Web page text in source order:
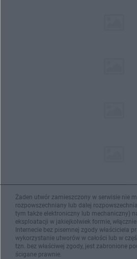
Żaden utwór zamieszczony w serwisie nie
rozpowszechniany lub dalej
tym także elektroniczny lub mechaniczny)
eksploatacji w jakiejkolwiek formie,
Internecie bez pisemnej zgody właściciela
wykorzystanie utworów w całości lub w
tzn. bez właściwej zgody, jest zabronione
ścigane prawnie.